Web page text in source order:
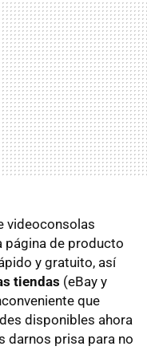
videoconsolas
página de producto
y gratuito, así
tiendas (eBay y
que
disponibles ahora
darnos prisa para no